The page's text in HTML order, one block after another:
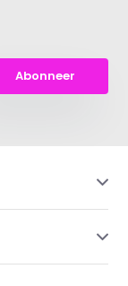
Abonneer